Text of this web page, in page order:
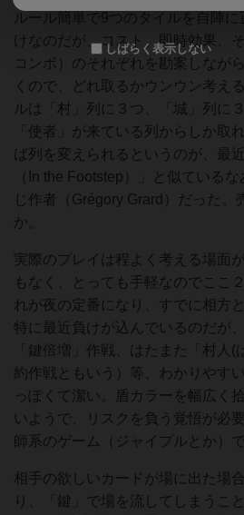
ルール簡単で9つのタイルを自陣
けなのだが、コスト、即時効果、
コンボ）のそれぞれを勘案しなが
くので、どれ取るかウンウン考え
ルは「村」列に３つ、「城」列に
「使者」が来ている列からしか取
ば列を変えられるというのが、最
（In the Footstep）」と似ている
じ作者（Grégory Grard）だった。
か。
実際のプレイは程よく考える場面
もなく、とっても手軽なのでここ
れが夜の定番になり、すでに相方
特に最近負けが込んでいるのだが
「鍵倍増」作戦、はたまた「村人(
約作戦ともいう）等、わかりやす
っぽくて潔い。盾カラーを幅広く
いようで、リスクを負う覚悟が必
師系のゲーム（ジャイプルとか）
相手の欲しいカードが場に出た場
り、「鍵」で場を流してしまうこ
しばらく表示しない